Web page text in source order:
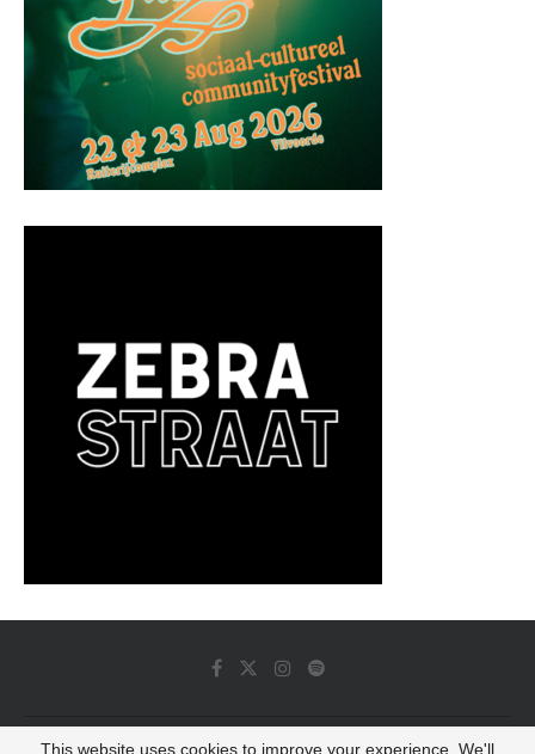
This website uses cookies to improve your experience. We'll